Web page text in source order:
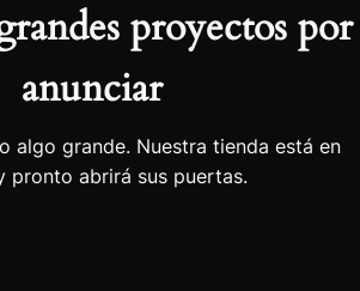
proyectos por
anunciar
algo grande. Nuestra tienda está en
pronto abrirá sus puertas.